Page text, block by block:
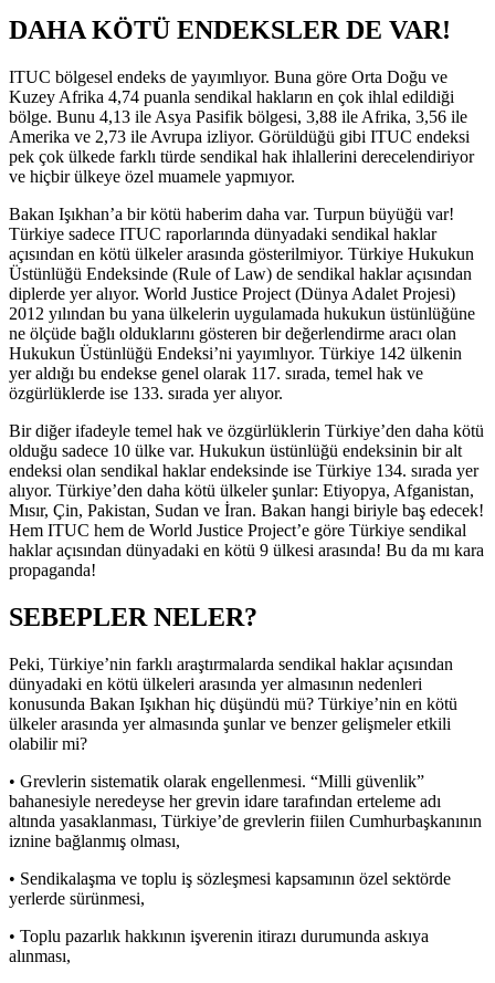
DAHA KÖTÜ ENDEKSLER DE VAR!
ITUC bölgesel endeks de yayımlıyor. Buna göre Orta Doğu ve
Kuzey Afrika 4,74 puanla sendikal hakların en çok ihlal edildiği
bölge. Bunu 4,13 ile Asya Pasifik bölgesi, 3,88 ile Afrika, 3,56 ile
Amerika ve 2,73 ile Avrupa izliyor. Görüldüğü gibi ITUC endeksi
pek çok ülkede farklı türde sendikal hak ihlallerini derecelendiriyor
ve hiçbir ülkeye özel muamele yapmıyor.
Bakan Işıkhan’a bir kötü haberim daha var. Turpun büyüğü var!
Türkiye sadece ITUC raporlarında dünyadaki sendikal haklar
açısından en kötü ülkeler arasında gösterilmiyor. Türkiye Hukukun
Üstünlüğü Endeksinde (Rule of Law) de sendikal haklar açısından
diplerde yer alıyor. World Justice Project (Dünya Adalet Projesi)
2012 yılından bu yana ülkelerin uygulamada hukukun üstünlüğüne
ne ölçüde bağlı olduklarını gösteren bir değerlendirme aracı olan
Hukukun Üstünlüğü Endeksi’ni yayımlıyor. Türkiye 142 ülkenin
yer aldığı bu endekse genel olarak 117. sırada, temel hak ve
özgürlüklerde ise 133. sırada yer alıyor.
Bir diğer ifadeyle temel hak ve özgürlüklerin Türkiye’den daha kötü
olduğu sadece 10 ülke var. Hukukun üstünlüğü endeksinin bir alt
endeksi olan sendikal haklar endeksinde ise Türkiye 134. sırada yer
alıyor. Türkiye’den daha kötü ülkeler şunlar: Etiyopya, Afganistan,
Mısır, Çin, Pakistan, Sudan ve İran. Bakan hangi biriyle baş edecek!
Hem ITUC hem de World Justice Project’e göre Türkiye sendikal
haklar açısından dünyadaki en kötü 9 ülkesi arasında! Bu da mı kara
propaganda!
SEBEPLER NELER?
Peki, Türkiye’nin farklı araştırmalarda sendikal haklar açısından
dünyadaki en kötü ülkeleri arasında yer almasının nedenleri
konusunda Bakan Işıkhan hiç düşündü mü? Türkiye’nin en kötü
ülkeler arasında yer almasında şunlar ve benzer gelişmeler etkili
olabilir mi?
• Grevlerin sistematik olarak engellenmesi. “Milli güvenlik”
bahanesiyle neredeyse her grevin idare tarafından erteleme adı
altında yasaklanması, Türkiye’de grevlerin fiilen Cumhurbaşkanının
iznine bağlanmış olması,
• Sendikalaşma ve toplu iş sözleşmesi kapsamının özel sektörde
yerlerde sürünmesi,
• Toplu pazarlık hakkının işverenin itirazı durumunda askıya
alınması,